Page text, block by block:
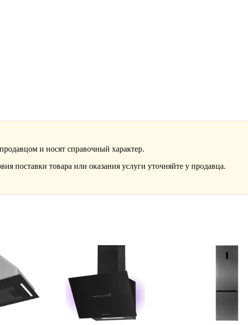
и носят справочный характер.
поставки товара или оказания услуги уточняйте у продавца.